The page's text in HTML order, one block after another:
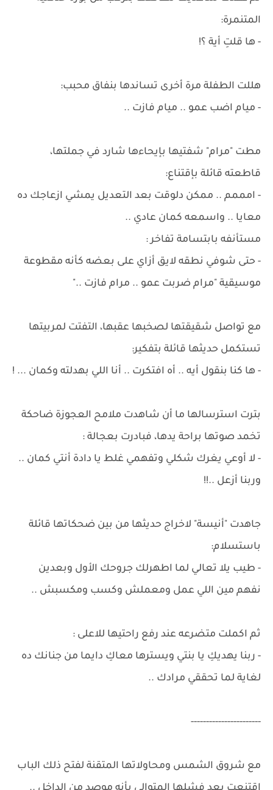
المتنمرة:
- ها قلتِ أية ؟!
هللت الطفلة مرة أخرى تساندها بنفاق محبب:
- ميام اضب عمو .. ميام فازت ..
مطت "مرام" شفتيها بإيحاءها شارد في جملتها،
قاطعته قائلة بإقتناع:
- امممم .. ممكن دلوقت بعد التعديل يمشي ازعاجك ده
معايا .. واسمعه كمان عادي ..
مستأنفه بابتسامة تفاخر :
- حتى شوفي نطقه لايق أزاي على بعضه كأنه مقطوعة
موسيقية "مرام ضربت عمو .. مرام فازت .."
مع تواصل شقيقتها لصخبها عقبها، التفتت لمربيتها
تستكمل حديثها قائلة بتفكير:
- ها كنا بنقول أيه .. أه افتكرت .. أنا اللي بهدلته وكمان ... !
بترت استرسالها ما أن شاهدت ملامح العجوزة ضاحكة
تخمد صوتها براحة يدها، فبادرت بعجالة :
- لا أوعي يغرك شكلي وتفهمي غلط يا دادة أنتي كمان ..
وربنا أزعل ..!!
جاهدت "أنيسة" لاخراج حديثها من بين ضحكاتها قائلة
باستسلام:
- طيب يلا تعالي لما اطهرلك جروحك الأول وبعدين
نفهم مين اللي عمل ومعملش وكسب ومكسبش ..
ثم اكملت متضرعه عند رفع راحتيها للاعلى :
- ربنا يهديكِ يا بنتي ويسترها معاكِ دايما من جنانك ده
لغاية لما تحققي مرادك ..
-----------------------
مع شروق الشمس ومحاولاتها المتقنة لفتح ذلك الباب